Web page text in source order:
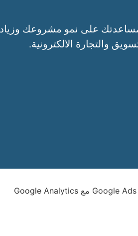
على نمو مشروعك
والتجارة الالكترونية.